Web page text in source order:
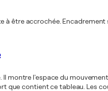
à être accrochée. Encadrement
Il montre l'espace du
que contient ce tableau. Les